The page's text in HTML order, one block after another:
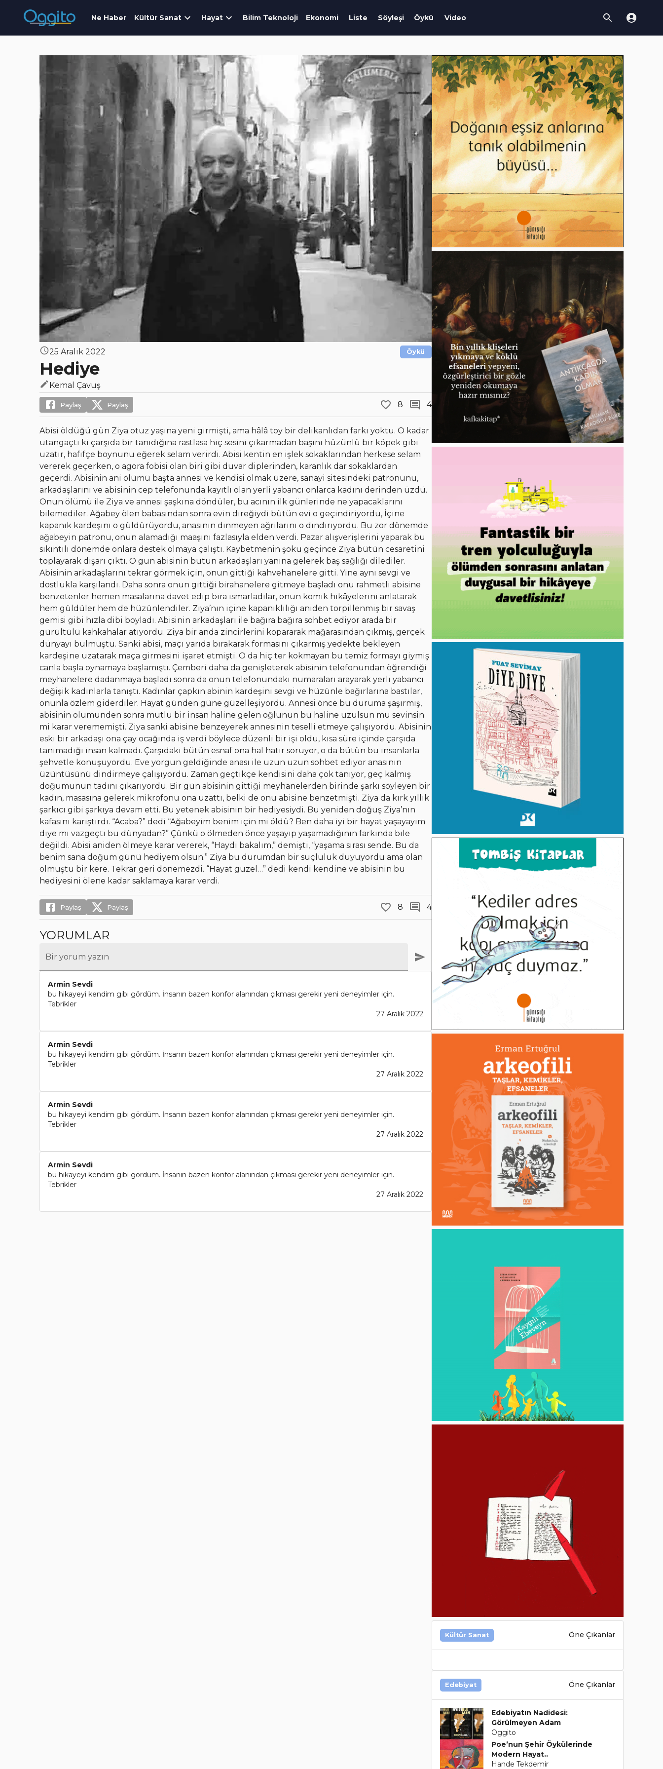
Ne Haber Kültür Sanat Hayat Bilim Teknoloji Ekonomi Liste Söyleşi Öykü Video
25 Aralık 2022 Öykü
Hediye
Kemal Çavuş
Paylaş Paylaş 8 4
Abisi öldüğü gün Ziya otuz yaşına yeni girmişti, ama hâlâ toy bir delikanlıdan farkı yoktu. O kadar
utangaçtı ki çarşıda bir tanıdığına rastlasa hiç sesini çıkarmadan başını hüzünlü bir köpek gibi
uzatır, hafifçe boynunu eğerek selam verirdi. Abisi kentin en işlek sokaklarından herkese selam
vererek geçerken, o agora fobisi olan biri gibi duvar diplerinden, karanlık dar sokaklardan
geçerdi. Abisinin ani ölümü başta annesi ve kendisi olmak üzere, sanayi sitesindeki patronunu,
arkadaşlarını ve abisinin cep telefonunda kayıtlı olan yerli yabancı onlarca kadını derinden üzdü.
Onun ölümü ile Ziya ve annesi şaşkına döndüler, bu acının ilk günlerinde ne yapacaklarını
bilemediler. Ağabey ölen babasından sonra evin direğiydi bütün evi o geçindiriyordu, İçine
kapanık kardeşini o güldürüyordu, anasının dinmeyen ağrılarını o dindiriyordu. Bu zor dönemde
ağabeyin patronu, onun alamadığı maaşını fazlasıyla elden verdi. Pazar alışverişlerini yaparak bu
sıkıntılı dönemde onlara destek olmaya çalıştı. Kaybetmenin şoku geçince Ziya bütün cesaretini
toplayarak dışarı çıktı. O gün abisinin bütün arkadaşları yanına gelerek baş sağlığı dilediler.
Abisinin arkadaşlarını tekrar görmek için, onun gittiği kahvehanelere gitti. Yine aynı sevgi ve
dostlukla karşılandı. Daha sonra onun gittiği birahanelere gitmeye başladı onu rahmetli abisine
benzetenler hemen masalarına davet edip bira ısmarladılar, onun komik hikâyelerini anlatarak
hem güldüler hem de hüzünlendiler. Ziya’nın içine kapanıklılığı aniden torpillenmiş bir savaş
gemisi gibi hızla dibi boyladı. Abisinin arkadaşları ile bağıra bağıra sohbet ediyor arada bir
gürültülü kahkahalar atıyordu. Ziya bir anda zincirlerini kopararak mağarasından çıkmış, gerçek
dünyayı bulmuştu. Sanki abisi, maçı yarıda bırakarak formasını çıkarmış yedekte bekleyen
kardeşine uzatarak maça girmesini işaret etmişti. O da hiç ter kokmayan bu temiz formayı giymiş
canla başla oynamaya başlamıştı. Çemberi daha da genişleterek abisinin telefonundan öğrendiği
meyhanelere dadanmaya başladı sonra da onun telefonundaki numaraları arayarak yerli yabancı
değişik kadınlarla tanıştı. Kadınlar çapkın abinin kardeşini sevgi ve hüzünle bağırlarına bastılar,
onunla özlem giderdiler. Hayat günden güne güzelleşiyordu. Annesi önce bu duruma şaşırmış,
abisinin ölümünden sonra mutlu bir insan haline gelen oğlunun bu haline üzülsün mü sevinsin
mi karar verememişti. Ziya sanki abisine benzeyerek annesinin teselli etmeye çalışıyordu. Abisinin
eski bir arkadaşı ona çay ocağında iş verdi böylece düzenli bir işi oldu, kısa süre içinde çarşıda
tanımadığı insan kalmadı. Çarşıdaki bütün esnaf ona hal hatır soruyor, o da bütün bu insanlarla
şehvetle konuşuyordu. Eve yorgun geldiğinde anası ile uzun uzun sohbet ediyor anasının
üzüntüsünü dindirmeye çalışıyordu. Zaman geçtikçe kendisini daha çok tanıyor, geç kalmış
doğumunun tadını çıkarıyordu. Bir gün abisinin gittiği meyhanelerden birinde şarkı söyleyen bir
kadın, masasına gelerek mikrofonu ona uzattı, belki de onu abisine benzetmişti. Ziya da kırk yıllık
şarkıcı gibi şarkıya devam etti. Bu yetenek abisinin bir hediyesiydi. Bu yeniden doğuş Ziya’nın
kafasını karıştırdı. “Acaba?” dedi “Ağabeyim benim için mi öldü? Ben daha iyi bir hayat yaşayayım
diye mi vazgeçti bu dünyadan?” Çünkü o ölmeden önce yaşayıp yaşamadığının farkında bile
değildi. Abisi aniden ölmeye karar vererek, “Haydi bakalım,” demişti, “yaşama sırası sende. Bu da
benim sana doğum günü hediyem olsun.” Ziya bu durumdan bir suçluluk duyuyordu ama olan
olmuştu bir kere. Tekrar geri dönemezdi. “Hayat güzel…” dedi kendi kendine ve abisinin bu
hediyesini ölene kadar saklamaya karar verdi.
Paylaş Paylaş 8 4
YORUMLAR
Bir yorum yazın
Armin Sevdi
bu hikayeyi kendim gibi gördüm. İnsanın bazen konfor alanından çıkması gerekir yeni deneyimler için.
Tebrikler
27 Aralık 2022
Armin Sevdi
bu hikayeyi kendim gibi gördüm. İnsanın bazen konfor alanından çıkması gerekir yeni deneyimler için.
Tebrikler
27 Aralık 2022
Armin Sevdi
bu hikayeyi kendim gibi gördüm. İnsanın bazen konfor alanından çıkması gerekir yeni deneyimler için.
Tebrikler
27 Aralık 2022
Armin Sevdi
bu hikayeyi kendim gibi gördüm. İnsanın bazen konfor alanından çıkması gerekir yeni deneyimler için.
Tebrikler
27 Aralık 2022
Kültür Sanat Öne Çıkanlar
Edebiyat Öne Çıkanlar
Edebiyatın Nadidesi:
Görülmeyen Adam
Oggito
Poe’nun Şehir Öykülerinde
Modern Hayat..
Hande Tekdemir